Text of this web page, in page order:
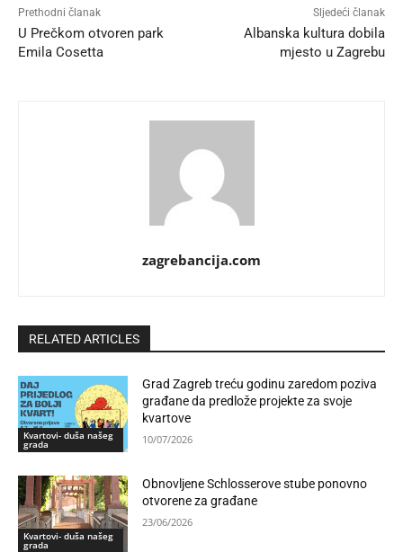
Prethodni članak
U Prečkom otvoren park
Emila Cosetta
Sljedeći članak
Albanska kultura dobila
mjesto u Zagrebu
zagrebancija.com
RELATED ARTICLES
Kvartovi- duša našeg
grada
Grad Zagreb treću godinu zaredom poziva
građane da predlože projekte za svoje
kvartove
10/07/2026
Kvartovi- duša našeg
grada
Obnovljene Schlosserove stube ponovno
otvorene za građane
23/06/2026